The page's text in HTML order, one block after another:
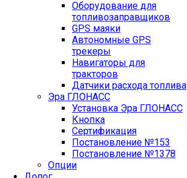
Оборудование для
топливозаправщиков
GPS маяки
Автономные GPS
трекеры
Навигаторы для
тракторов
Датчики расхода топлива
Эра ГЛОНАСС
Установка Эра ГЛОНАСС
Кнопка
Сертификация
Постановление №153
Постановление №1378
Опции